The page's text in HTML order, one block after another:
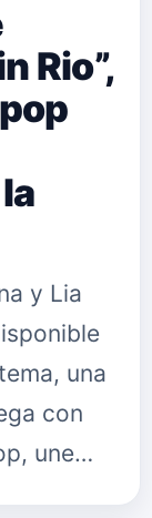
Rio”,
y Lia
una
con
une